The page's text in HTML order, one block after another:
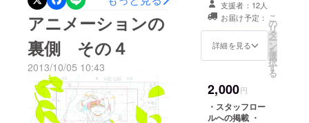
のかな…？」という不安と
共に制作を続けて参りまし
たが、無事こうして皆さん
へゲームをお届け出来る事
になり、本当に嬉しく思い
ます。 制作が決まった時
んかはもう感慨深ささえ感
じていますけれども、ぜひ
色んな人に楽しんでもらえ
るゲームになれたらなと思
います。 それでは明日、よ
ろしくお願いいたします！
い頂く事ができ、こうして
形にする事が出来たのは本
当に嬉しいです。 また、ス
タッフの皆さんも勿論です
が、何よりCAMPFIRE様を
通じてご支援下さり、この
しまいましたが、アニメー
ションがいよいよ完成間近
となりました！ 映像部分は
完了していて、現在クレ
ジットの文字入れを行って
おります。 もろもろの作業
アニメーションの
裏側 その４
2013/10/05 10:43
人間であろ
うと模索し
続けてい
は田中ロミ
オ、虚淵
玄、小高和
タッフロールに
掲載
支援者：12人
お届け予定：
詳細を見る
こ
の
リ
タ
ー
ン
を
選
択
す
る
2,000円
・スタッフロー
ルへの掲載 ・